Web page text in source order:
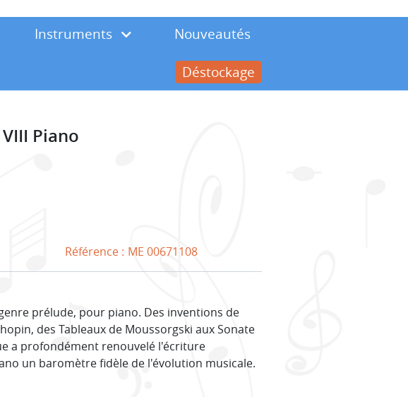
Instruments
Nouveautés
Déstockage
Piano
Référence : ME 00671108
prélude, pour piano. Des inventions de
des Tableaux de Moussorgski aux Sonate
a profondément renouvelé l'écriture
un baromètre fidèle de l'évolution musicale.